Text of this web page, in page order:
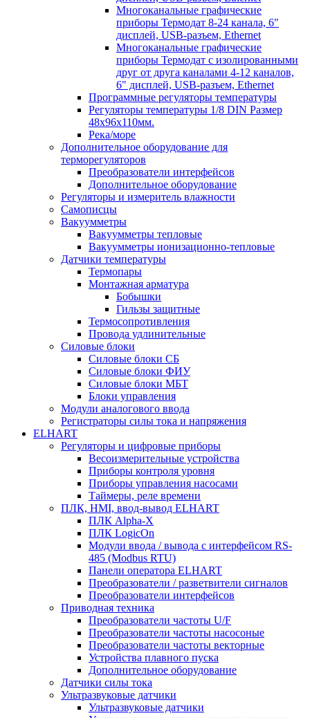
Многоканальные графические
приборы Термодат 8-24 канала, 6"
дисплей, USB-разъем, Ethernet
Многоканальные графические
приборы Термодат с изолированными
друг от друга каналами 4-12 каналов,
6" дисплей, USB-разъем, Ethernet
Программные регуляторы температуры
Регуляторы температуры 1/8 DIN Размер
48х96х110мм.
Река/море
Дополнительное оборудование для
терморегуляторов
Преобразователи интерфейсов
Дополнительное оборудование
Регуляторы и измеритель влажности
Самописцы
Вакуумметры
Вакуумметры тепловые
Вакуумметры ионизационно-тепловые
Датчики температуры
Термопары
Монтажная арматура
Бобышки
Гильзы защитные
Термосопротивления
Провода удлинительные
Силовые блоки
Силовые блоки СБ
Силовые блоки ФИУ
Силовые блоки МБТ
Блоки управления
Модули аналогового ввода
Регистраторы силы тока и напряжения
ELHART
Регуляторы и цифровые приборы
Весоизмерительные устройства
Приборы контроля уровня
Приборы управления насосами
Таймеры, реле времени
ПЛК, HMI, ввод-вывод ELHART
ПЛК Alpha-X
ПЛК LogicOn
Модули ввода / вывода с интерфейсом RS-
485 (Modbus RTU)
Панели оператора ELHART
Преобразователи / разветвители сигналов
Преобразователи интерфейсов
Приводная техника
Преобразователи частоты U/F
Преобразователи частоты насосоные
Преобразователи частоты векторные
Устройства плавного пуска
Дополнительное оборудование
Датчики силы тока
Ультразвуковые датчики
Ультразвуковые датчики